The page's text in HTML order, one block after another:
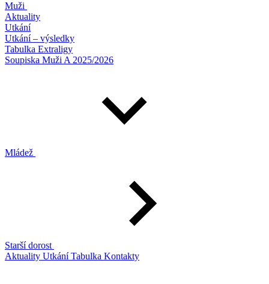
Muži
Aktuality
Utkání
Utkání – výsledky
Tabulka Extraligy
Soupiska Muži A 2025/2026
Mládež
Starší dorost
Aktuality UtkáníTabulka Kontakty